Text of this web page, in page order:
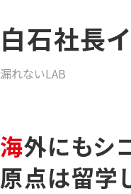
白石社長
漏れないLAB
海外にも
原点は留学